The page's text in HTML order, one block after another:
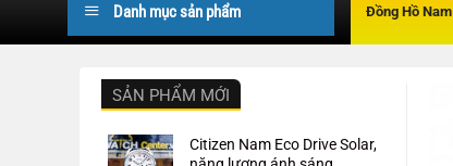
Danh mục sản phẩm Đồng Hồ Nam
SẢN PHẨM MỚI
Citizen Nam Eco Drive Solar,